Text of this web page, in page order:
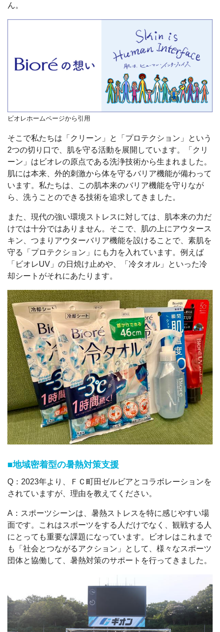
ん。
ビオレホームページから引用
そこで私たちは「クリーン」と「プロテクション」という
2つの切り口で、肌を守る活動を展開しています。「クリ
ーン」はビオレの原点である洗浄技術から生まれました。
肌には本来、外的刺激から体を守るバリア機能が備わって
います。私たちは、この肌本来のバリア機能を守りなが
ら、洗うことのできる技術を追求してきました。
また、現代の強い環境ストレスに対しては、肌本来の力だ
けでは十分ではありません。そこで、肌の上にアウタース
キン、つまりアウターバリア機能を設けることで、素肌を
守る「プロテクション」にも力を入れています。例えば
「ビオレUV」の日焼け止めや、「冷タオル」といった冷
却シートがそれにあたります。
■地域密着型の暑熱対策支援
Q：2023年より、ＦＣ町田ゼルビアとコラボレーションを
されていますが、理由を教えてください。
A：スポーツシーンは、暑熱ストレスを特に感じやすい場
面です。これはスポーツをする人だけでなく、観戦する人
にとっても重要な課題になっています。ビオレはこれまで
も「社会とつながるアクション」として、様々なスポーツ
団体と協働して、暑熱対策のサポートを行ってきました。